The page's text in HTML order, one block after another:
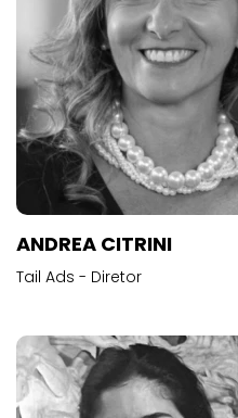
ANDREA CITRINI
Tail Ads - Diretor